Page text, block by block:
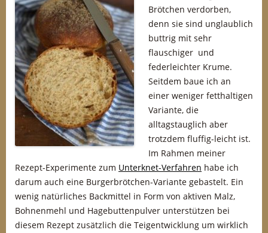
Brötchen verdorben,
denn sie sind unglaublich
buttrig mit sehr
flauschiger und
federleichter Krume.
Seitdem baue ich an
einer weniger fetthaltigen
Variante, die
alltagstauglich aber
trotzdem fluffig-leicht ist.
Im Rahmen meiner
Rezept-Experimente zum Unterknet-Verfahren habe ich
darum auch eine Burgerbrötchen-Variante gebastelt. Ein
wenig natürliches Backmittel in Form von aktiven Malz,
Bohnenmehl und Hagebuttenpulver unterstützen bei
diesem Rezept zusätzlich die Teigentwicklung um wirklich